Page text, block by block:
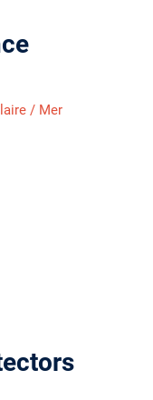
/ Mer
泄漏检测仪
们